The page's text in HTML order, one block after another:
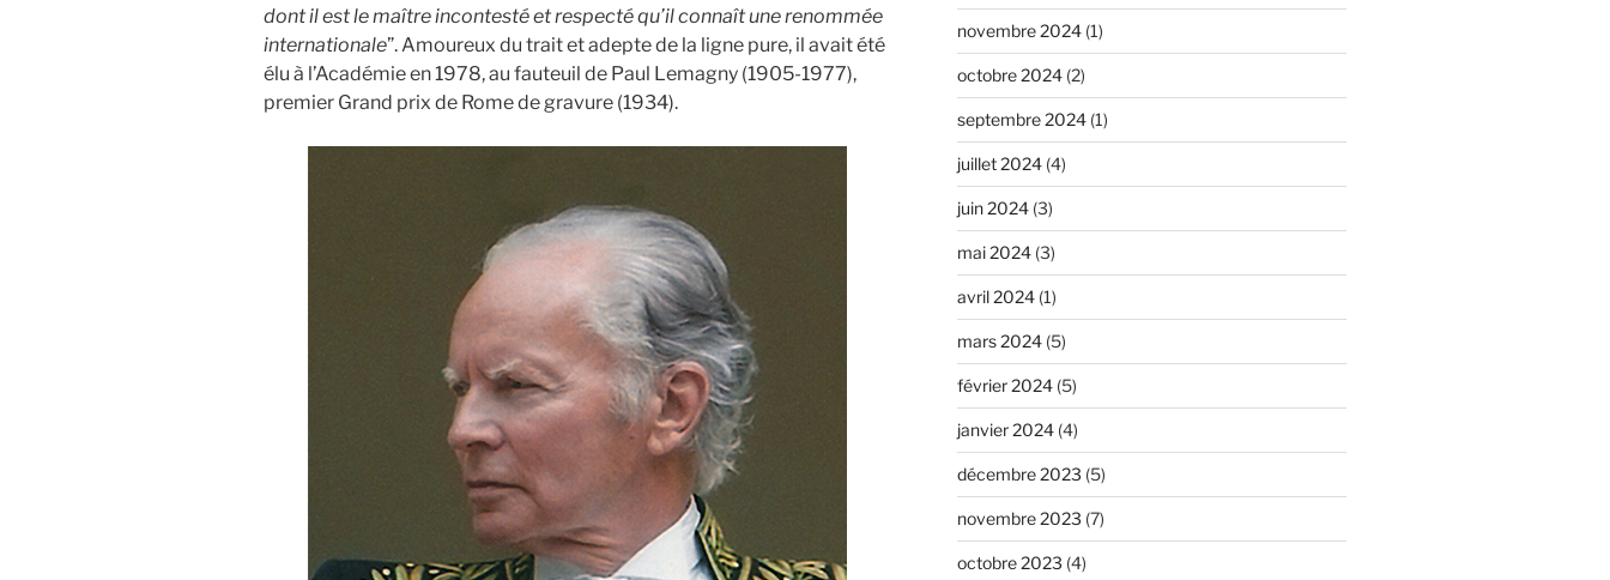
dont il est le maître incontesté et respecté qu’il connaît une renommée
internationale”. Amoureux du trait et adepte de la ligne pure, il avait été
élu à l’Académie en 1978, au fauteuil de Paul Lemagny (1905-1977),
premier Grand prix de Rome de gravure (1934).
novembre 2024(1)
octobre 2024(2)
septembre 2024(1)
juillet 2024(4)
juin 2024(3)
mai 2024(3)
avril 2024(1)
mars 2024(5)
février 2024(5)
janvier 2024(4)
décembre 2023 (5)
novembre 2023 (7)
octobre 2023 (4)